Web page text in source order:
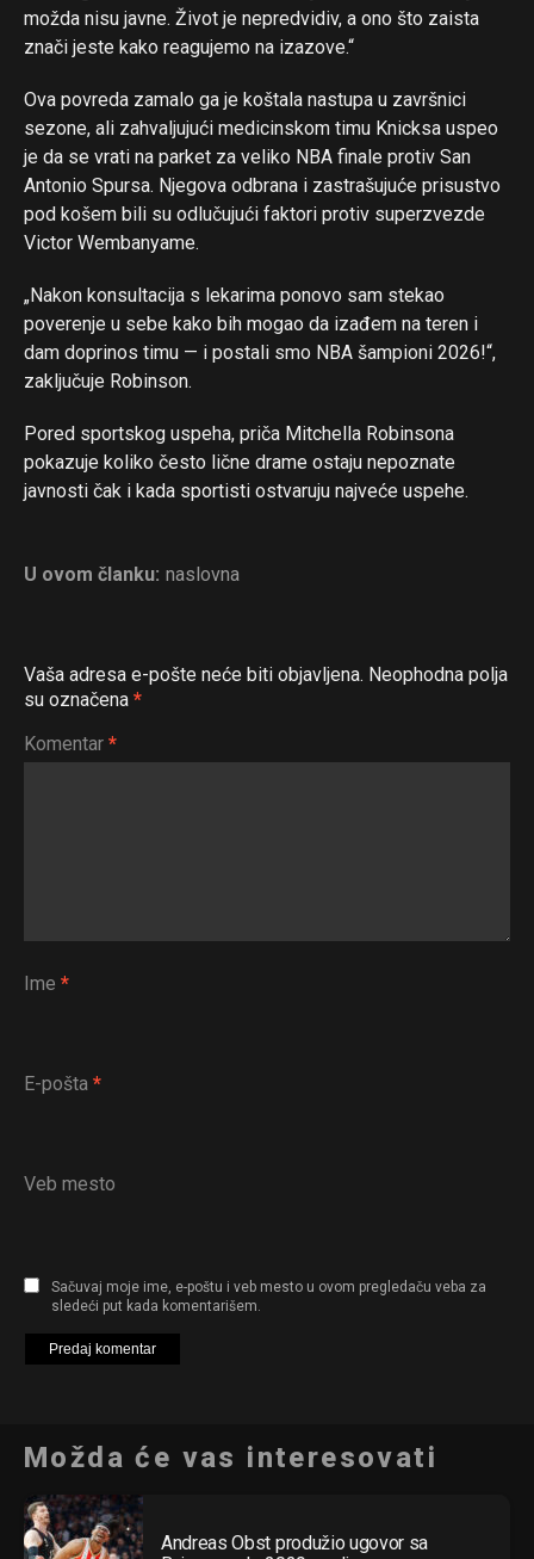
možda nisu javne. Život je nepredvidiv, a ono što zaista
znači jeste kako reagujemo na izazove.“
Ova povreda zamalo ga je koštala nastupa u završnici
sezone, ali zahvaljujući medicinskom timu Knicksa uspeo
je da se vrati na parket za veliko NBA finale protiv San
Antonio Spursa. Njegova odbrana i zastrašujuće prisustvo
pod košem bili su odlučujući faktori protiv superzvezde
Victor Wembanyame.
„Nakon konsultacija s lekarima ponovo sam stekao
poverenje u sebe kako bih mogao da izađem na teren i
dam doprinos timu — i postali smo NBA šampioni 2026!“,
zaključuje Robinson.
Pored sportskog uspeha, priča Mitchella Robinsona
pokazuje koliko često lične drame ostaju nepoznate
javnosti čak i kada sportisti ostvaruju najveće uspehe.
U ovom članku: naslovna
Vaša adresa e-pošte neće biti objavljena. Neophodna polja
su označena *
Komentar *
Ime *
E-pošta *
Veb mesto
Sačuvaj moje ime, e-poštu i veb mesto u ovom pregledaču veba za
sledeći put kada komentarišem.
Možda će vas interesovati
Andreas Obst produžio ugovor sa
Whatsapp
Email